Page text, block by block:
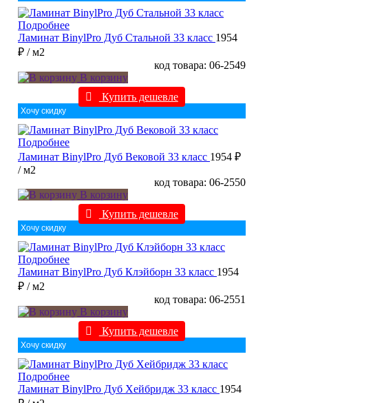
Подробнее
Ламинат BinylPro Дуб Стальной 33 класс 1954
₽ / м2
код товара: 06-2549
В корзину
Купить дешевле
Хочу скидку
Подробнее
Ламинат BinylPro Дуб Вековой 33 класс 1954 ₽
/ м2
код товара: 06-2550
В корзину
Купить дешевле
Хочу скидку
Подробнее
Ламинат BinylPro Дуб Клэйборн 33 класс 1954
₽ / м2
код товара: 06-2551
В корзину
Купить дешевле
Хочу скидку
Подробнее
Ламинат BinylPro Дуб Хейбридж 33 класс 1954